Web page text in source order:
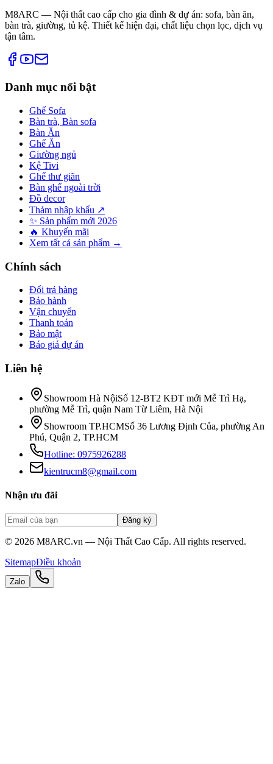
M8ARC — Nội thất cao cấp cho gia đình & dự án: sofa, bàn ăn,
bàn trà, giường, tủ kệ. Thiết kế hiện đại, chất liệu chọn lọc, dịch vụ
tận tâm.
Danh mục nổi bật
Ghế Sofa
Bàn trà, Bàn sofa
Bàn Ăn
Ghế Ăn
Giường ngủ
Kệ Tivi
Ghế thư giãn
Bàn ghế ngoài trời
Đồ decor
Thảm nhập khẩu ↗
✨ Sản phẩm mới 2026
🔥 Khuyến mãi
Xem tất cả sản phẩm →
Chính sách
Đổi trả hàng
Bảo hành
Vận chuyển
Thanh toán
Bảo mật
Báo giá dự án
Liên hệ
Showroom Hà NộiSố 12-BT2 KĐT mới Mễ Trì Hạ,
phường Mễ Trì, quận Nam Từ Liêm, Hà Nội
Showroom TP.HCMSố 36 Lương Định Của, phường An
Phú, Quận 2, TP.HCM
Hotline: 0975926288
kientrucm8@gmail.com
Nhận ưu đãi
Đăng ký
© 2026 M8ARC.vn — Nội Thất Cao Cấp. All rights reserved.
SitemapĐiều khoản
Zalo